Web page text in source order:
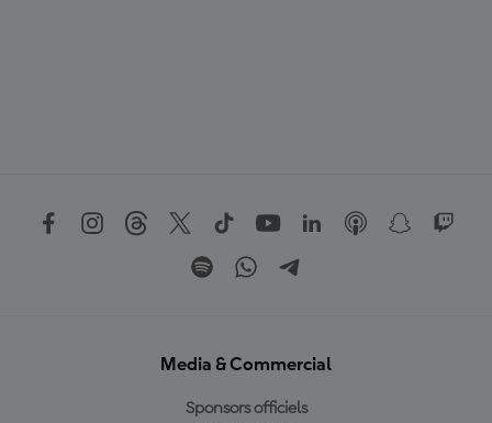
Media & Commercial
Sponsors officiels